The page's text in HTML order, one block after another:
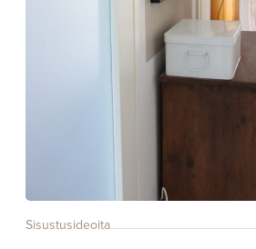
Sisustusideoita